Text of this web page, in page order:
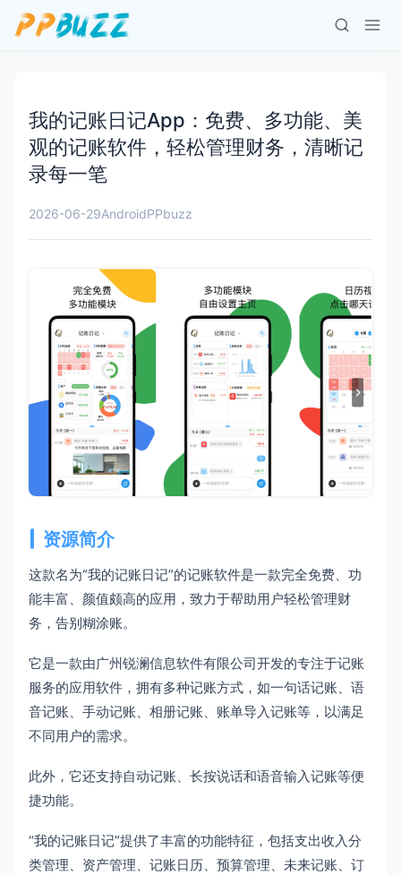
我的记账日记App：免费、多功能、美
观的记账软件，轻松管理财务，清晰记
录每一笔
2026-06-29AndroidPPbuzz
资源简介
这款名为“我的记账日记”的记账软件是一款完全免费、功
能丰富、颜值颇高的应用，致力于帮助用户轻松管理财
务，告别糊涂账。
它是一款由广州锐澜信息软件有限公司开发的专注于记账
服务的应用软件，拥有多种记账方式，如一句话记账、语
音记账、手动记账、相册记账、账单导入记账等，以满足
不同用户的需求。
此外，它还支持自动记账、长按说话和语音输入记账等便
捷功能。
“我的记账日记”提供了丰富的功能特征，包括支出收入分
类管理、资产管理、记账日历、预算管理、未来记账、订